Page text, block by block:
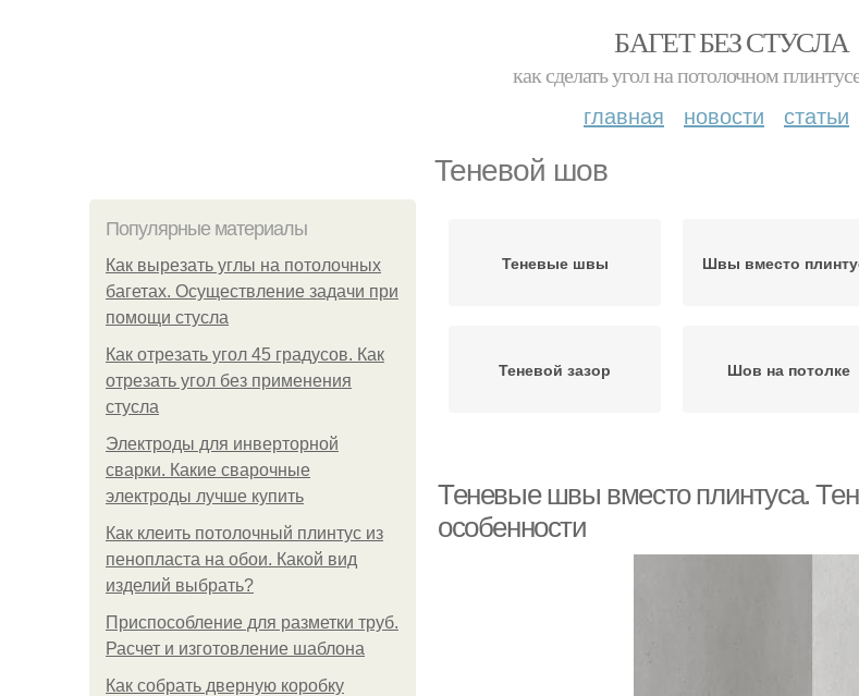
БАГЕТ БЕЗ СТУСЛА
как сделать угол на потолочном
главная новости статьи
Теневой шов
Популярные материалы
Как вырезать углы на потолочных
багетах. Осуществление задачи при
помощи стусла
Как отрезать угол 45 градусов. Как
отрезать угол без применения
стусла
Электроды для инверторной
сварки. Какие сварочные
электроды лучше купить
Как клеить потолочный плинтус из
пенопласта на обои. Какой вид
изделий выбрать?
Приспособление для разметки труб.
Расчет и изготовление шаблона
Как собрать дверную коробку
Теневые швы Швы вместо
Теневой зазор Шов на потолке
Теневые швы вместо плинтуса.
особенности